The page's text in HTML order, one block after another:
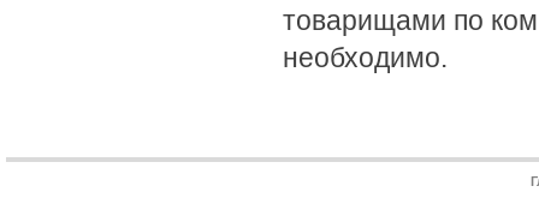
товарищами по
необходимо.